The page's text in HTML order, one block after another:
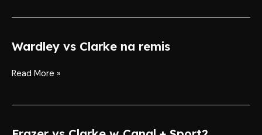
Wardley vs Clarke na remis
Wardley
Clarke
Read More »
Frazer